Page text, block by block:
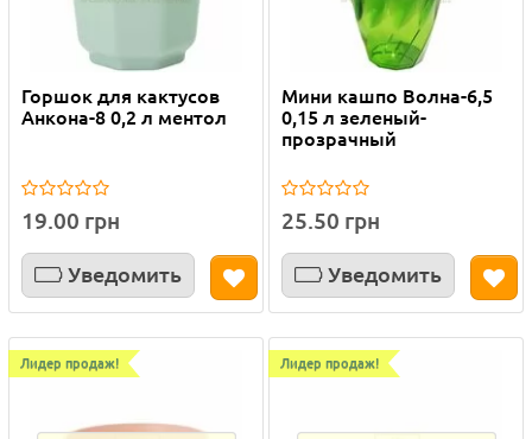
Горшок для кактусов
Анкона-8 0,2 л ментол
19.00 грн
Уведомить
Мини кашпо Волна-6,5
0,15 л зеленый-
прозрачный
25.50 грн
Уведомить
Лидер продаж! Лидер продаж!